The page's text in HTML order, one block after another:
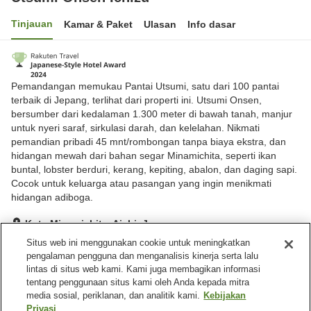
Tinjauan Kamar & Paket Ulasan Info dasar
Pemandangan memukau Pantai Utsumi, satu dari 100 pantai
terbaik di Jepang, terlihat dari properti ini. Utsumi Onsen,
bersumber dari kedalaman 1.300 meter di bawah tanah, manjur
untuk nyeri saraf, sirkulasi darah, dan kelelahan. Nikmati
pemandian pribadi 45 mnt/rombongan tanpa biaya ekstra, dan
hidangan mewah dari bahan segar Minamichita, seperti ikan
buntal, lobster berduri, kerang, kepiting, abalon, dan daging sapi.
Cocok untuk keluarga atau pasangan yang ingin menikmati
hidangan adiboga.
Kota Minamichita, Aichi, Jepang
Lihat di peta
Baik Ulasan:9
Fasilitas properti
Situs web ini menggunakan cookie untuk meningkatkan
pengalaman pengguna dan menganalisis kinerja serta lalu
lintas di situs web kami. Kami juga membagikan informasi
tentang penggunaan situs kami oleh Anda kepada mitra
media sosial, periklanan, dan analitik kami. Kebijakan
Privasi